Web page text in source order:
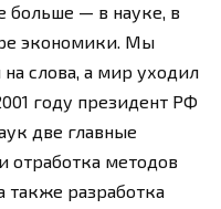
больше — в науке, в
экономики. Мы
слова, а мир уходил
году президент РФ
две главные
отработка методов
также разработка